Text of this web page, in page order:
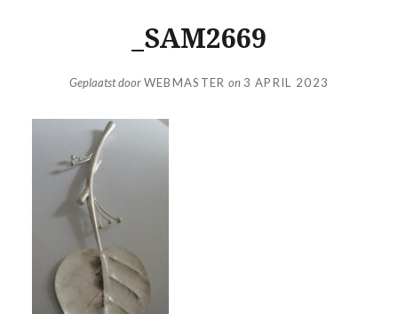
_SAM2669
Geplaatst doorWEBMASTER on 3 APRIL 2023